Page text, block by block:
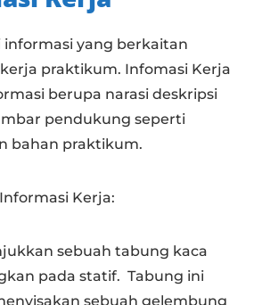
informasi yang berkaitan
praktikum. Infomasi Kerja
berupa narasi deskripsi
pendukung seperti
bahan praktikum.
Kerja:
sebuah tabung kaca
pada statif. Tabung ini
sebuah gelembung